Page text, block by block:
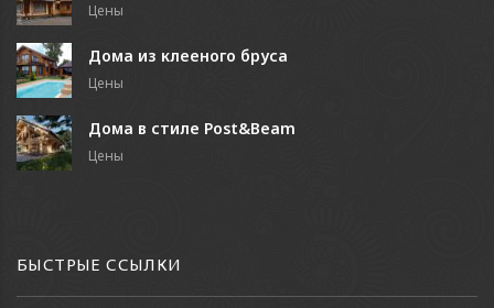
Цены
Дома из клееного бруса
Цены
Дома в стиле Post&Beam
Цены
БЫСТРЫЕ ССЫЛКИ